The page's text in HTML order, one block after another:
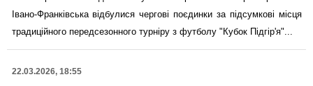
Івано-Франківська відбулися чергові поєдинки за підсумкові місця
традиційного передсезонного турніру з футболу "Кубок Підгір'я"...
22.03.2026, 18:55